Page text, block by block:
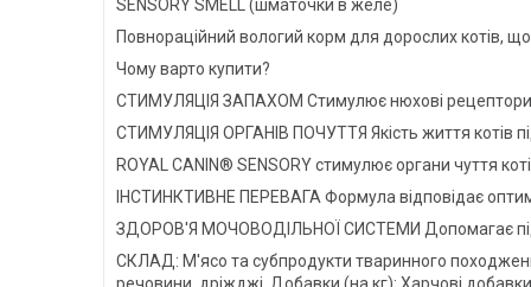
SENSORY SMELL (шматочки в желе)
Повнораційний вологий корм для дорослих котів,
Чому варто купити?
СТИМУЛЯЦІЯ ЗАПАХОМ Стимулює нюхові рецептори
СТИМУЛЯЦІЯ ОРГАНІВ ПОЧУТТЯ Якість життя котів
ROYAL CANIN® SENSORY стимулює органи чуття
ІНСТИНКТИВНЕ ПЕРЕВАГА Формула відповідає
ЗДОРОВ'Я МОЧОВОДІЛЬНОЇ СИСТЕМИ Допомагає
СКЛАД: М'ясо та субпродукти тваринного